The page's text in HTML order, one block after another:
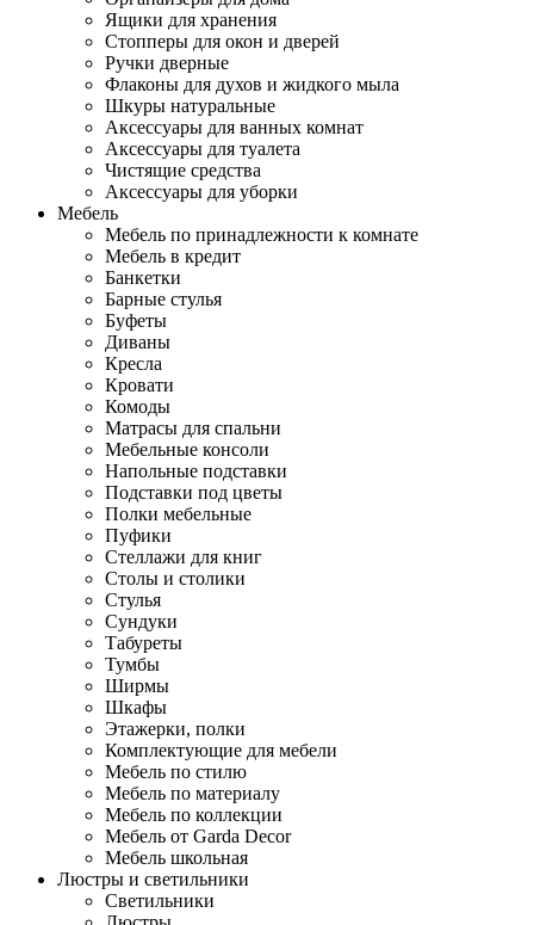
Ящики для хранения
Стопперы для окон и дверей
Ручки дверные
Флаконы для духов и жидкого мыла
Шкуры натуральные
Аксессуары для ванных комнат
Аксессуары для туалета
Чистящие средства
Аксессуары для уборки
Мебель
Мебель по принадлежности к комнате
Мебель в кредит
Банкетки
Барные стулья
Буфеты
Диваны
Кресла
Кровати
Комоды
Матрасы для спальни
Мебельные консоли
Напольные подставки
Подставки под цветы
Полки мебельные
Пуфики
Стеллажи для книг
Столы и столики
Стулья
Сундуки
Табуреты
Тумбы
Ширмы
Шкафы
Этажерки, полки
Комплектующие для мебели
Мебель по стилю
Мебель по материалу
Мебель по коллекции
Мебель от Garda Decor
Мебель школьная
Люстры и светильники
Светильники